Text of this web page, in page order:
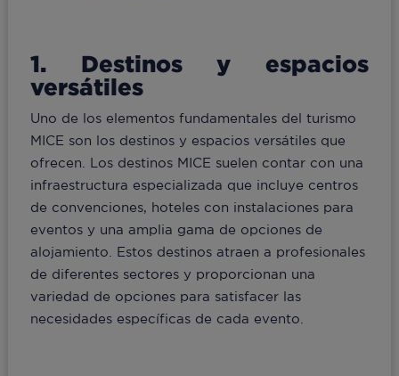
1. Destinos y espacios
versátiles
Uno de los elementos fundamentales del turismo
MICE son los destinos y espacios versátiles que
ofrecen. Los destinos MICE suelen contar con una
infraestructura especializada que incluye centros
de convenciones, hoteles con instalaciones para
eventos y una amplia gama de opciones de
alojamiento. Estos destinos atraen a profesionales
de diferentes sectores y proporcionan una
variedad de opciones para satisfacer las
necesidades específicas de cada evento.